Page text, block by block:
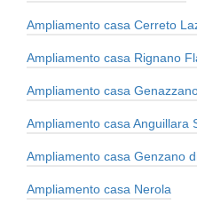
Ampliamento casa Cerreto
Ampliamento casa Rignano
Ampliamento casa
Ampliamento casa Anguillara
Ampliamento casa Genzano
Ampliamento casa Nerola